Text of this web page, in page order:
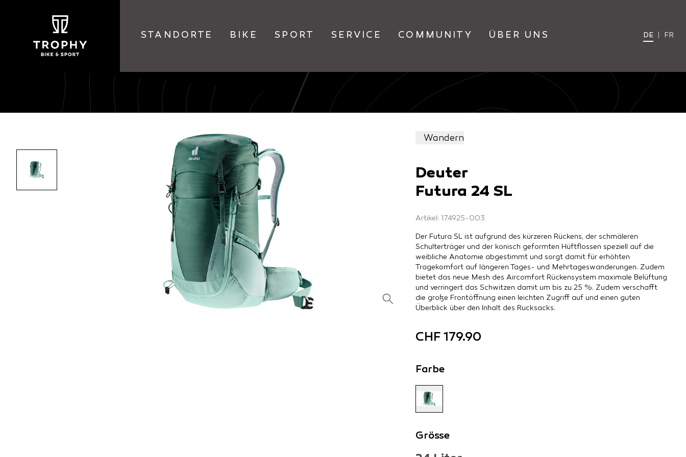
STANDORTE BIKE SPORT SERVICE COMMUNITY ÜBER UNS DE FR
Wandern
Deuter
Futura 24 SL
Artikel: 174925-003
Der Futura SL ist aufgrund des kürzeren Rückens, der schmäleren
Schulterträger und der konisch geformten Hüftflossen speziell auf die
weibliche Anatomie abgestimmt und sorgt damit für erhöhten
Tragekomfort auf längeren Tages- und Mehrtageswanderungen. Zudem
bietet das neue Mesh des Aircomfort Rückensystem maximale Belüftung
und verringert das Schwitzen damit um bis zu 25 %. Zudem verschafft
die große Frontöffnung einen leichten Zugriff auf und einen guten
Überblick über den Inhalt des Rucksacks.
CHF 179.90
Farbe
Grösse